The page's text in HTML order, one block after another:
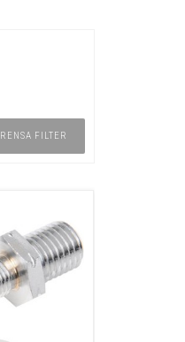
RENSA FILTER